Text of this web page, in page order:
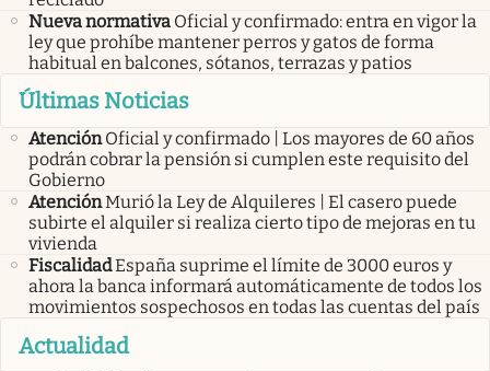
Nueva normativa Oficial y confirmado: entra en vigor la
ley que prohíbe mantener perros y gatos de forma
habitual en balcones, sótanos, terrazas y patios
Últimas Noticias
Atención Oficial y confirmado | Los mayores de 60 años
podrán cobrar la pensión si cumplen este requisito del
Gobierno
AtenciónMurió la Ley de Alquileres | El casero puede
subirte el alquiler si realiza cierto tipo de mejoras en tu
vivienda
FiscalidadEspaña suprime el límite de 3000 euros y
ahora la banca informará automáticamente de todos los
movimientos sospechosos en todas las cuentas del país
Actualidad